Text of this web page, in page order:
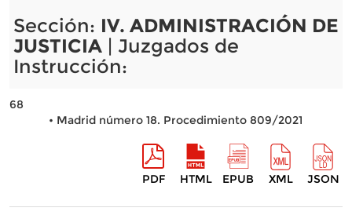
Sección: IV. ADMINISTRACIÓN DE
JUSTICIA| Juzgados de
Instrucción:
68
• Madrid número 18. Procedimiento 809/2021
PDF HTML EPUB XML JSON